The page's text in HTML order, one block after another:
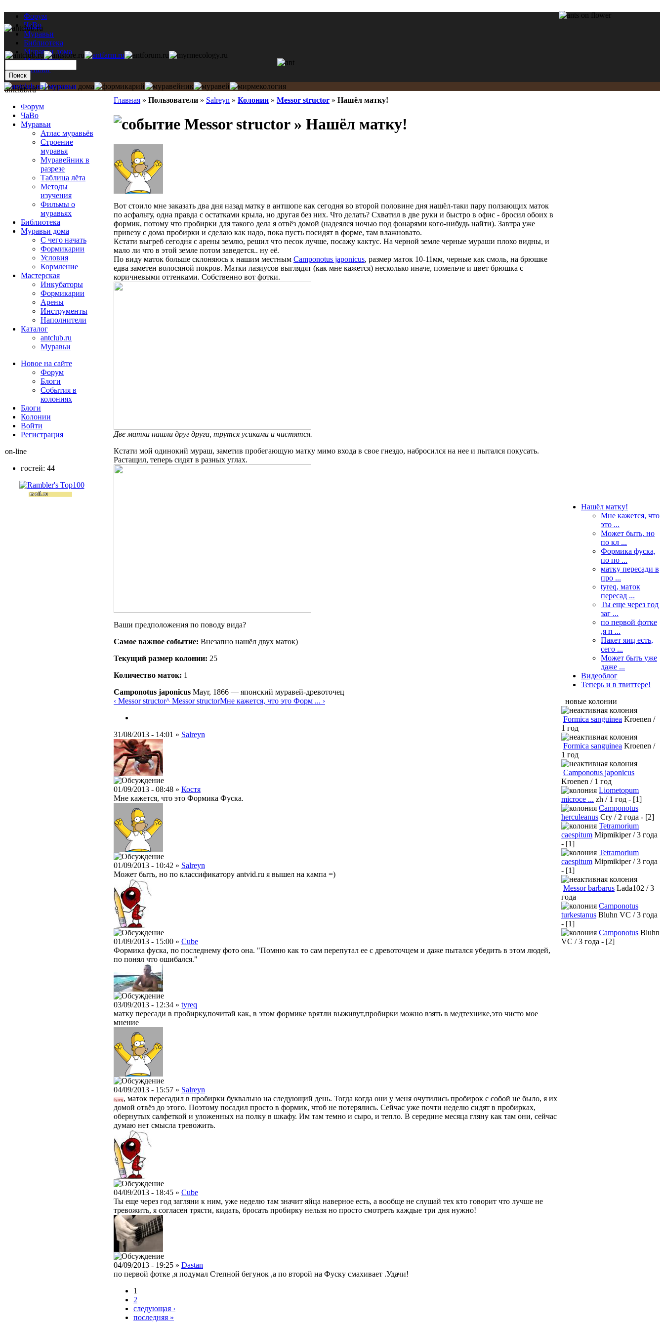
Форум
ЧаВо
Муравьи
Библиотека
Муравьи дома
Мастерская
Каталог
Главная » Пользователи » Salreyn » Колонии » Messor structor » Нашёл матку!
Messor structor » Нашёл матку!
Вот стоило мне заказать два дня назад матку в антшопе как сегодня во второй половине дня нашёл-таки пару ползающих маток
по асфальту, одна правда с остатками крыла, но другая без них. Что делать? Схватил в две руки и быстро в офис - бросил обоих в
формик, потому что пробирки для такого дела я отвёз домой (надеялся ночью под фонарями кого-нибудь найти). Завтра уже
привезу с дома пробирки и сделаю как надо, пока пусть посидят в форме, там влажновато.
Кстати выгреб сегодня с арены землю, решил что песок лучше, посажу кактус. На черной земле черные мураши плохо видны, и
мало ли что в этой земле потом заведется.. ну её.
По виду маток больше склоняюсь к нашим местным Camponotus japonicus, размер маток 10-11мм, черные как смоль, на брюшке
едва заметен волосяной покров. Матки лазиусов выглядят (как мне кажется) несколько иначе, помельче и цвет брюшка с
коричневыми оттенками. Собственно вот фотки.
Две матки нашли друг друга, трутся усиками и чистятся.
Кстати мой одинокий мураш, заметив пробегающую матку мимо входа в свое гнездо, набросился на нее и пытался покусать.
Растащил, теперь сидят в разных углах.
Ваши предположения по поводу вида?
Самое важное событие: Внезапно нашёл двух маток)
Текущий размер кoлонии: 25
Количество маток: 1
Camponotus japonicus Mayr, 1866 — японский муравей-древоточец
‹ Messor structor^ Messor structorМне кажется, что это Форм ... ›
31/08/2013 - 14:01 » Salreyn
01/09/2013 - 08:48 » Костя
Мне кажется, что это Формика Фуска.
01/09/2013 - 10:42 » Salreyn
Может быть, но по классификатору antvid.ru я вышел на кампа =)
01/09/2013 - 15:00 » Cube
Формика фуска, по последнему фото она. "Помню как то сам перепутал ее с древоточцем и даже пытался убедить в этом людей,
по понял что ошибался."
03/09/2013 - 12:34 » tyreq
матку пересади в пробирку,почитай как, в этом формике врятли выживут,пробирки можно взять в медтехнике,это чисто мое
мнение
04/09/2013 - 15:57 » Salreyn
tyreq , маток пересадил в пробирки буквально на следующий день. Тогда когда они у меня очутились пробирок с собой не было, я их
домой отвёз до этого. Поэтому посадил просто в формик, чтоб не потерялись. Сейчас уже почти неделю сидят в пробирках,
обернутых салфеткой и уложенных на полку в шкафу. Им там темно и сыро, и тепло. В середине месяца гляну как там они, сейчас
думаю нет смысла тревожить.
04/09/2013 - 18:45 » Cube
Ты еще через год загляни к ним, уже неделю там значит яйца наверное есть, а вообще не слушай тех кто говорит что лучше не
тревожить, я согласен трясти, кидать, бросать пробирку нельзя но просто смотреть каждые три дня нужно!
04/09/2013 - 19:25 » Dastan
по первой фотке ,я подумал Степной бегунок ,а по второй на Фуску смахивает .Удачи!
1
2
следующая ›
последняя »
antclub.ru
Форум
ЧаВо
Муравьи
Атлас муравьёв
Строение
муравья
Муравейник в
разрезе
Таблица лёта
Методы
изучения
Фильмы о
муравьях
Библиотека
Муравьи дома
С чего начать
Формикарии
Условия
Кормление
Мастерская
Инкубаторы
Формикарии
Арены
Инструменты
Наполнители
Каталог
antclub.ru
Муравьи
Новое на сайте
Форум
Блоги
События в
колониях
Блоги
Колонии
Войти
Peгиcтpaция
on-line
гостей: 44
Нашёл матку!
Мне кажется, что
это ...
Может быть, но
по кл ...
Формика фуска,
по по ...
матку пересади в
про ...
tyreq, маток
пересад ...
Ты еще через год
заг ...
по первой фотке
,я п ...
Пакет яиц есть,
сего ...
Может быть уже
даже ...
Видеоблог
Теперь и в твиттере!
новые колонии
Formica sanguinea Kroenen /
1 год
Formica sanguinea Kroenen /
1 год
Camponotus japonicus
Kroenen / 1 год
Liometopum
microce ... zh / 1 год - [1]
Camponotus
herculeanus Cry / 2 года - [2]
Tetramorium
caespitum Mipmikiper / 3 года
- [1]
Tetramorium
caespitum Mipmikiper / 3 года
- [1]
Messor barbarus Lada102 / 3
года
Camponotus
turkestanus Bluhn VC / 3 года
- [1]
Camponotus Bluhn
VC / 3 года - [2]